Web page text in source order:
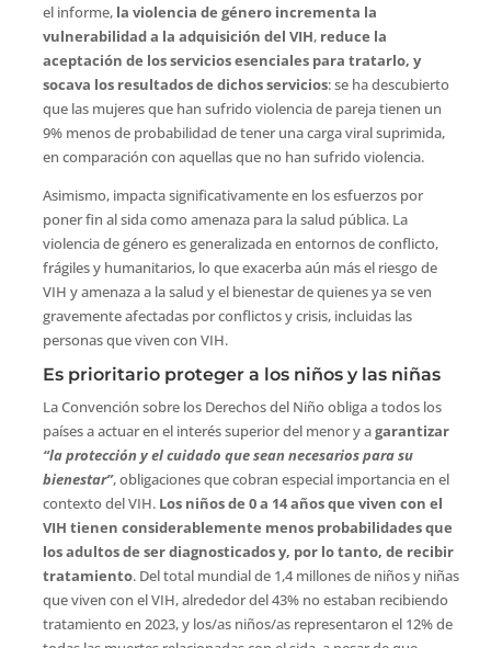
el informe, la violencia de género incrementa la
vulnerabilidad a la adquisición del VIH, reduce la
aceptación de los servicios esenciales para tratarlo, y
socava los resultados de dichos servicios: se ha descubierto
que las mujeres que han sufrido violencia de pareja tienen un
9% menos de probabilidad de tener una carga viral suprimida,
en comparación con aquellas que no han sufrido violencia.
Asimismo, impacta significativamente en los esfuerzos por
poner fin al sida como amenaza para la salud pública. La
violencia de género es generalizada en entornos de conflicto,
frágiles y humanitarios, lo que exacerba aún más el riesgo de
VIH y amenaza a la salud y el bienestar de quienes ya se ven
gravemente afectadas por conflictos y crisis, incluidas las
personas que viven con VIH.
Es prioritario proteger a los niños y las niñas
La Convención sobre los Derechos del Niño obliga a todos los
países a actuar en el interés superior del menor y agarantizar
“la protección y el cuidado que sean necesarios para su
bienestar”, obligaciones que cobran especial importancia en el
contexto del VIH. Los niños de 0 a 14 años que viven con el
VIH tienen considerablemente menos probabilidades que
los adultos de ser diagnosticados y, por lo tanto, de recibir
tratamiento. Del total mundial de 1,4 millones de niños y niñas
que viven con el VIH, alrededor del 43% no estaban recibiendo
tratamiento en 2023, y los/as niños/as representaron el 12% de